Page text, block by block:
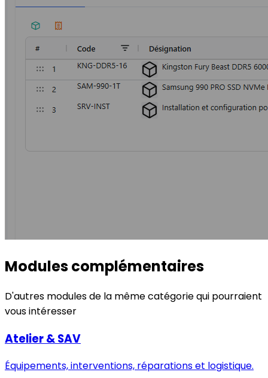
Modules complémentaires
D'autres modules de la même catégorie qui pourraient
vous intéresser
Atelier & SAV
Équipements, interventions, réparations et logistique.